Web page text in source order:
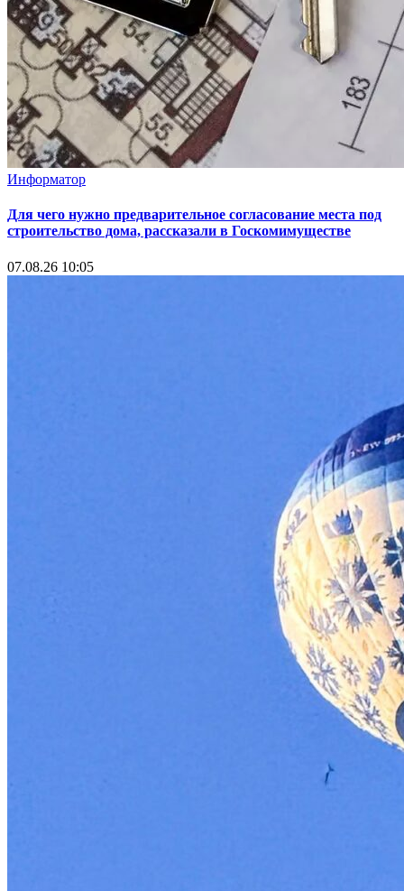
Информатор
Для чего нужно предварительное согласование места под
строительство дома, рассказали в Госкомимуществе
07.08.26 10:05